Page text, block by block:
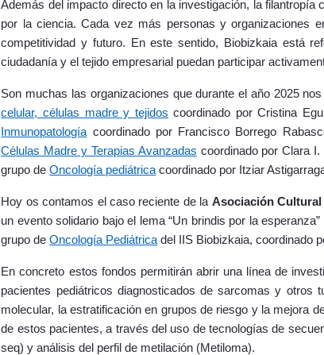
Además del impacto directo en la investigación, la
por la ciencia. Cada vez más personas y organizaciones
competitividad y futuro. En este sentido, Biobizkaia está
ciudadanía y el tejido empresarial puedan participar
Son muchas las organizaciones que durante el año 2025
celular, células madre y tejidos coordinado por Cristina
Inmunopatología coordinado por Francisco Borrego
Células Madre y Terapias Avanzadas coordinado por Clara
grupo deOncología pediátrica coordinado por Itziar
Hoy os contamos el caso reciente de la Asociación Cultural
un evento solidario bajo el lema “Un brindis por la
grupo deOncología Pediátrica del IIS Biobizkaia, coordinado
En concreto estos fondos permitirán abrir una línea de
pacientes pediátricos diagnosticados de sarcomas y otros
molecular, la estratificación en grupos de riesgo y la mejora
de estos pacientes, a través del uso de tecnologías de
seq) y análisis del perfil de metilación (Metiloma).